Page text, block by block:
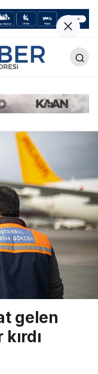
gelen